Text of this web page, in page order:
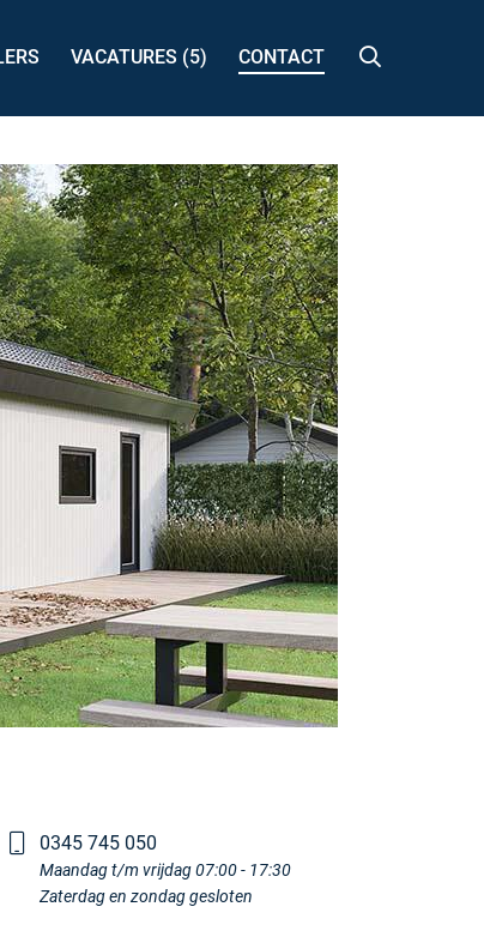
VACATURES (5) CONTACT
0345 745 050
Maandag t/m vrijdag 07:00 - 17:30
Zaterdag en zondag gesloten